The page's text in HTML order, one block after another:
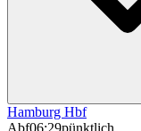
Hamburg Hbf
Abf06:29pünktlich